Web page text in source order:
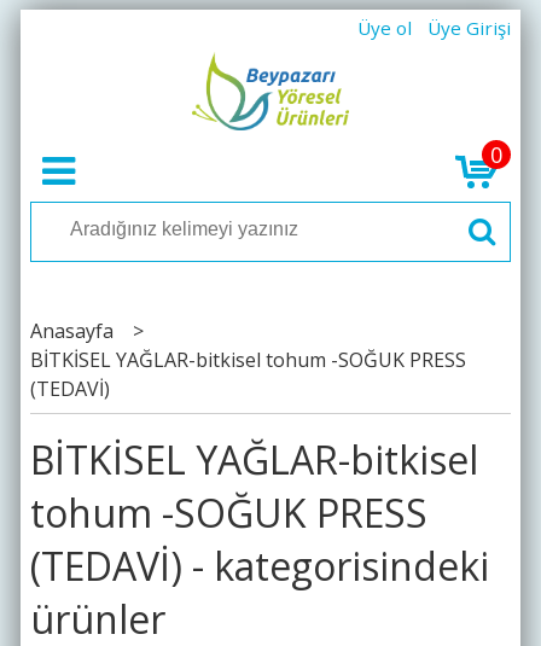
Üye ol Üye Girişi
0
Anasayfa
>
BİTKİSEL YAĞLAR-bitkisel tohum -SOĞUK PRESS
(TEDAVİ)
BİTKİSEL YAĞLAR-bitkisel
tohum -SOĞUK PRESS
(TEDAVİ) - kategorisindeki
ürünler